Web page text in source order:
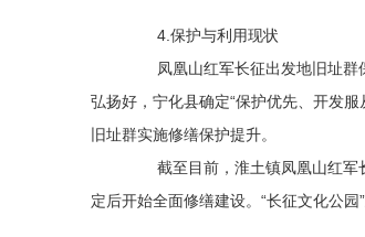
4.保护与利用现状
凤凰山红军长征出发地旧址群保
弘扬好，宁化县确定“保护优先、开发
旧址群实施修缮保护提升。
截至目前，淮土镇凤凰山红军长
定后开始全面修缮建设。“长征文化公